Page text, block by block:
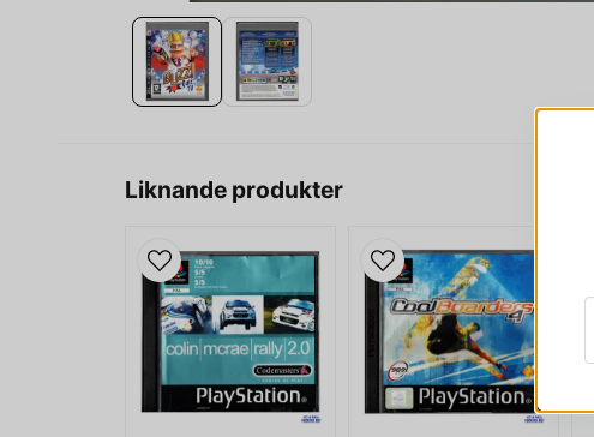
Liknande produkter